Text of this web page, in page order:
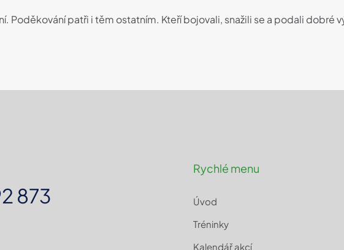
Poděkování patři i těm ostatním. Kteří bojovali, snažili se a podali dobré
873
Rychlé menu
Úvod
Tréninky
Kalendář akcí